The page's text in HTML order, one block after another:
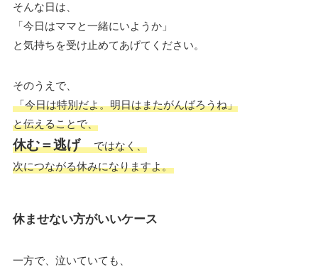
そんな日は、
「今日はママと一緒にいようか」
と気持ちを受け止めてあげてください。
そのうえで、
「今日は特別だよ。明日はまたがんばろうね」
と伝えることで、
休む＝逃げではなく、
次につながる休みになりますよ。
休ませない方がいいケース
一方で、泣いていても、